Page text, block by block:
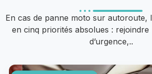
En cas de panne moto sur autoroute,
en cinq priorités absolues : rejoindre
d’urgence,..